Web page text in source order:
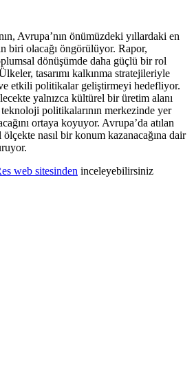
Avrupa’nın önümüzdeki yıllardaki en
biri olacağı öngörülüyor. Rapor,
dönüşümde daha güçlü bir rol
tasarımı kalkınma stratejileriyle
etkili politikalar geliştirmeyi hedefliyor.
yalnızca kültürel bir üretim alanı
politikalarının merkezinde yer
ortaya koyuyor. Avrupa’da atılan
ölçekte nasıl bir konum kazanacağına dair
web sitesinden inceleyebilirsiniz